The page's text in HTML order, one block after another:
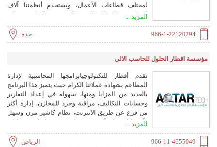
لمختلف قطاعات الأعمال، ويستخدم أنظمتنا آلاف
العملاء في المملكة العربية السعودية والخليج ومختلف
محترفين قي تطوير البرمجيات والأنظمة، ولدينا كفاءات
متنوعة في الوظائف الفنية وتقديم الاستشارات المالية.
التجارية الصناعية - الخدمية بمختلف أنشطتها. 3 يناسب
تمامًا أي نوع من الأعمال (تجارية أو صناعية أو مقدمي
خدمات). 4 تحقق للإدارة الرقابة على جميع العمليات،
وإصدار 5- تنبيهات آلية من مختلف الأنظمة. 6- تدعم
ضريبة القيمة المضافة ومعتمدة رسمياً من هيئة الزكاة
في بيئة واحدة. 8 يمكن ربطها على الشبكات المحلية أو
البعيدة. 8 نطور انظمتنا بشكل دائم ومستمر وفق
المزيد ...
966-1-22120294 جدة
مؤسسة اقطار الحلول للحاسب الالي
تقدم أقطار للتكنولوجيابرامجها المحاسبية لإدارة
المطاعم بشهادة عملائنا الكرام حيث يتميز هذا البرنامج
بالعديد من المزايا ومنها، سهولة في إعداد التقارير
وحسابات التكاليف، مراقبة وجرد للمخازن، إدارة أكثر
من فرع عن طريق الانترنت، نظام كاشير مرن وسهل
وآمن كل هذا وأكثر مع برنامج Futec لإدارة حسابات
المزيد ...
966-11-4655049 الرياض